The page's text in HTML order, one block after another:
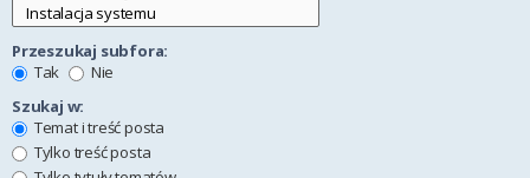
Przeszukaj subfora:
Tak
Nie
Szukaj w:
Temat i treść posta
Tylko treść posta